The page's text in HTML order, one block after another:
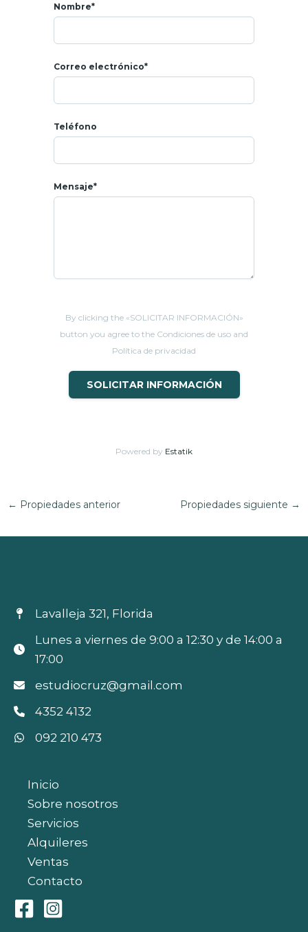
Nombre*
Correo electrónico*
Teléfono
Mensaje*
By clicking the «SOLICITAR INFORMACIÓN»
button you agree to the Condiciones de uso and
Política de privacidad
SOLICITAR INFORMACIÓN
Powered by Estatik
← Propiedades anterior Propiedades siguiente →
Lavalleja 321, Florida
Lunes a viernes de 9:00 a 12:30 y de 14:00 a
17:00
estudiocruz@gmail.com
4352 4132
092 210 473
Inicio
Sobre nosotros
Servicios
Alquileres
Ventas
Contacto